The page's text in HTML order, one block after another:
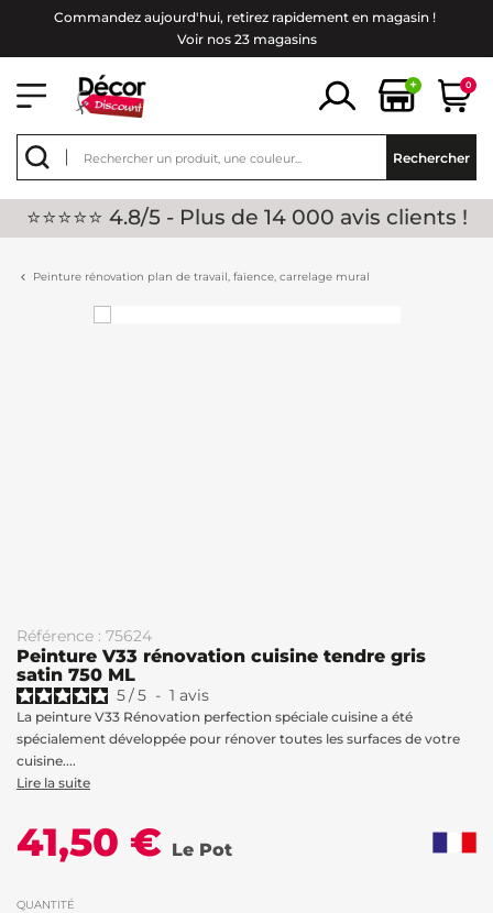
Commandez aujourd'hui, retirez rapidement en magasin !
Voir nos 23 magasins
+ 0
Rechercher
⭐⭐⭐⭐⭐ 4.8/5 - Plus de 14 000 avis clients !
Peinture rénovation plan de travail, faïence, carrelage mural
Référence : 75624
Peinture V33 rénovation cuisine tendre gris
satin 750 ML
5/5 - 1 avis
La peinture V33 Rénovation perfection spéciale cuisine a été
spécialement développée pour rénover toutes les surfaces de votre
cuisine....
Lire la suite
41,50 € Le Pot
QUANTITÉ